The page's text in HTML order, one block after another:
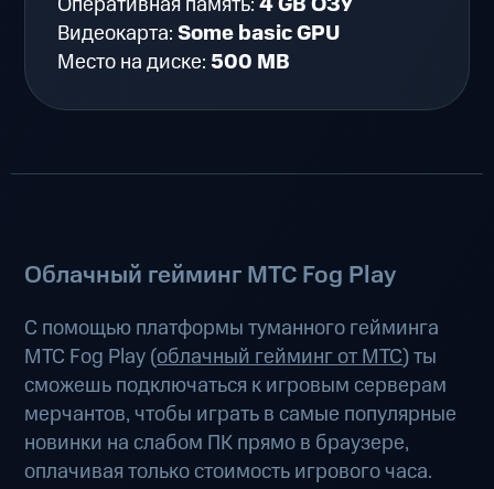
Видеокарта:Some basic GPU
Место на диске:500 MB
Облачный гейминг МТС Fog Play
С помощью платформы туманного гейминга
МТС Fog Play (облачный гейминг от МТС) ты
сможешь подключаться к игровым серверам
мерчантов, чтобы играть в самые популярные
новинки на слабом ПК прямо в браузере,
оплачивая только стоимость игрового часа.